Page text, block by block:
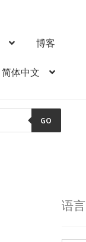
博客
简体中文
GO
语言